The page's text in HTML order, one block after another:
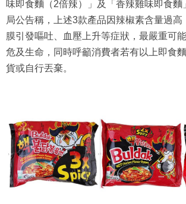
味即食麵（2倍辣）」及「香辣雞味即食麵
局公告稱，上述3款產品因辣椒素含量過
膜引發嘔吐、血壓上升等症狀，最嚴重可
危及生命，同時呼籲消費者若有以上即食
貨或自行丟棄。